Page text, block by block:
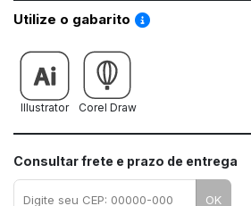
Utilize o gabarito Saiba como
Illustrator Corel Draw
Consultar frete e prazo de entrega
OK